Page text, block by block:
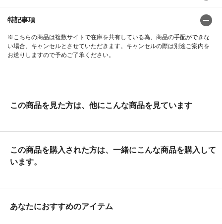
特記事項
※こちらの商品は複数サイトで在庫を共有している為、商品の手配ができな
い場合、キャンセルとさせていただきます。キャンセルの際は別途ご案内を
お送りしますので予めご了承ください。
この商品を見た方は、他にこんな商品を見ています
この商品を購入された方は、一緒にこんな商品を購入して
います。
あなたにおすすめのアイテム